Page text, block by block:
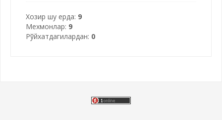
Хозир шу ерда: 9
Мехмонлар: 9
Рўйхатдагилардан: 0